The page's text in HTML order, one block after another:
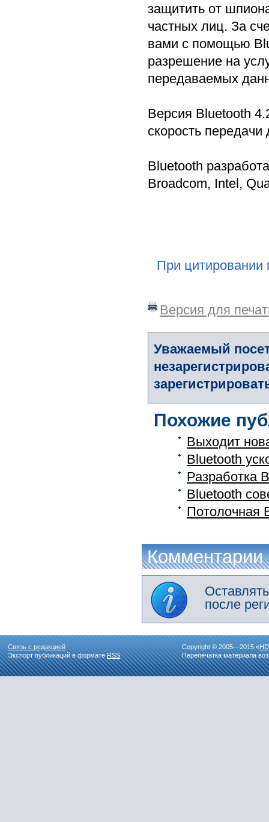
защитить от
частных лиц. За
вами с помощью
разрешение на
передаваемых
Версия Bluetooth
скорость
Bluetooth
Broadcom, Intel,
При цитировании
Версия для
Уважаемый
Похожие
Выходит
Bluetooth
Разработка
Bluetooth
Потолочная
Комментарии
после
Связь с редакцией
Экспорт публикаций в форматеRSS
Copyright © 2005—2015 «
Перепечатка материала